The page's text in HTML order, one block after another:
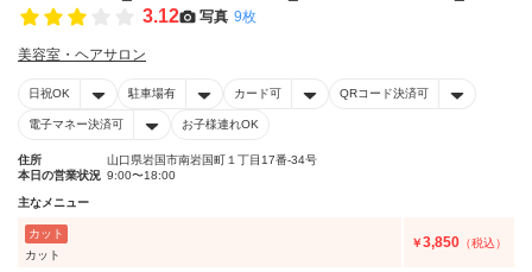
3.12 写真 9枚
美容室・ヘアサロン
日祝OK 駐車場有 カード可 QRコード決済可
電子マネー決済可 お子様連れOK
住所
山口県岩国市南岩国町１丁目17番-34号
本日の営業状況 9:00〜18:00
主なメニュー
カット
カット
￥3,850 （税込）